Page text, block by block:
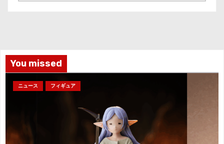
You missed
ニュース フィギュア